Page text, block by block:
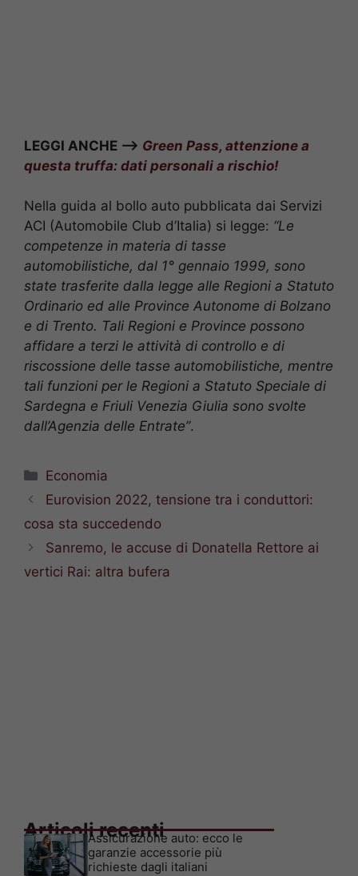
LEGGI ANCHE –> Green Pass, attenzione a
questa truffa: dati personali a rischio!
Nella guida al bollo auto pubblicata dai Servizi
ACI (Automobile Club d’Italia) si legge: “Le
competenze in materia di tasse
automobilistiche, dal 1° gennaio 1999, sono
state trasferite dalla legge alle Regioni a Statuto
Ordinario ed alle Province Autonome di Bolzano
e di Trento. Tali Regioni e Province possono
affidare a terzi le attività di controllo e di
riscossione delle tasse automobilistiche, mentre
tali funzioni per le Regioni a Statuto Speciale di
Sardegna e Friuli Venezia Giulia sono svolte
dall’Agenzia delle Entrate”.
Categorie
Economia
Eurovision 2022, tensione tra i conduttori:
cosa sta succedendo
Sanremo, le accuse di Donatella Rettore ai
vertici Rai: altra bufera
Articoli recenti
Assicurazione auto: ecco le
garanzie accessorie più
richieste dagli italiani